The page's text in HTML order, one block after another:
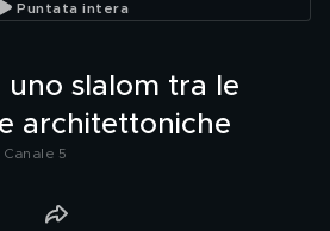
Puntata intera
uno slalom tra le
architettoniche
5